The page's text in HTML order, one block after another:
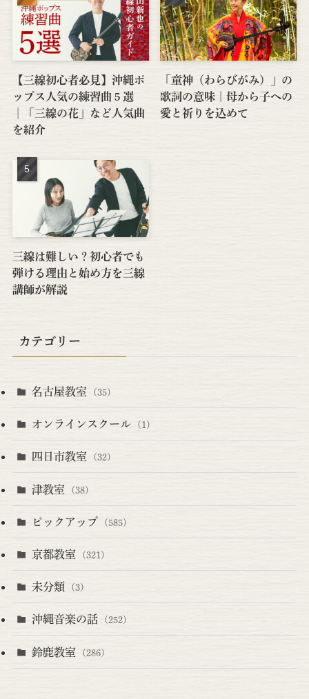
【三線初心者必見】沖縄ポ
ップス人気の練習曲５選
│「三線の花」など人気曲
を紹介
「童神（わらびがみ）」の
歌詞の意味｜母から子への
愛と祈りを込めて
三線は難しい？初心者でも
弾ける理由と始め方を三線
講師が解説
カテゴリー
名古屋教室 (35)
オンラインスクール (1)
四日市教室 (32)
津教室 (38)
ピックアップ (585)
京都教室 (321)
未分類 (3)
沖縄音楽の話 (252)
鈴鹿教室 (286)